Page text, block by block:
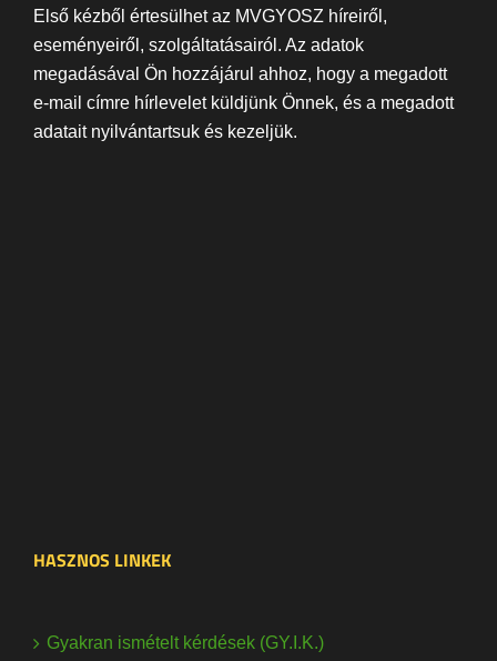
Első kézből értesülhet az MVGYOSZ híreiről,
eseményeiről, szolgáltatásairól. Az adatok
megadásával Ön hozzájárul ahhoz, hogy a megadott
e-mail címre hírlevelet küldjünk Önnek, és a megadott
adatait nyilvántartsuk és kezeljük.
HASZNOS LINKEK
Gyakran ismételt kérdések (GY.I.K.)